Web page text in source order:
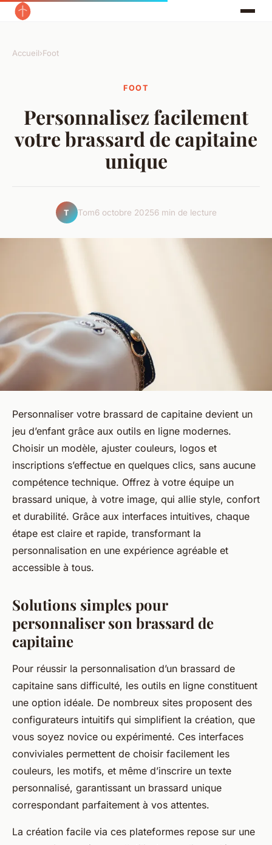
Accueil›Foot
FOOT
Personnalisez facilement
votre brassard de capitaine
unique
T Tom6 octobre 20256 min de lecture
Personnaliser votre brassard de capitaine devient un
jeu d’enfant grâce aux outils en ligne modernes.
Choisir un modèle, ajuster couleurs, logos et
inscriptions s’effectue en quelques clics, sans aucune
compétence technique. Offrez à votre équipe un
brassard unique, à votre image, qui allie style, confort
et durabilité. Grâce aux interfaces intuitives, chaque
étape est claire et rapide, transformant la
personnalisation en une expérience agréable et
accessible à tous.
Solutions simples pour
personnaliser son brassard de
capitaine
Pour réussir la personnalisation d’un brassard de
capitaine sans difficulté, les outils en ligne constituent
une option idéale. De nombreux sites proposent des
configurateurs intuitifs qui simplifient la création, que
vous soyez novice ou expérimenté. Ces interfaces
conviviales permettent de choisir facilement les
couleurs, les motifs, et même d’inscrire un texte
personnalisé, garantissant un brassard unique
correspondant parfaitement à vos attentes.
La création facile via ces plateformes repose sur une